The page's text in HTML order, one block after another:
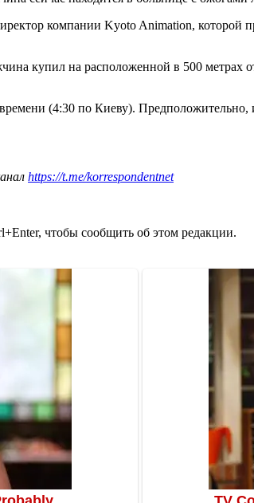
компании Kyoto Animation, которой
купил на расположенной в 500 метрах
(4:30 по Киеву).
https://t.me/korrespondentnet
чтобы сообщить об этом редакции.